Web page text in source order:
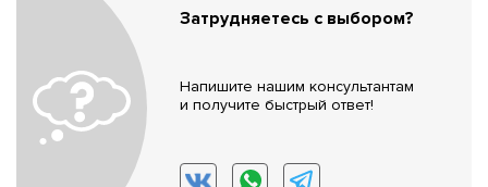
Затрудняетесь с выбором?
Напишите нашим консультантам
и получите быстрый ответ!